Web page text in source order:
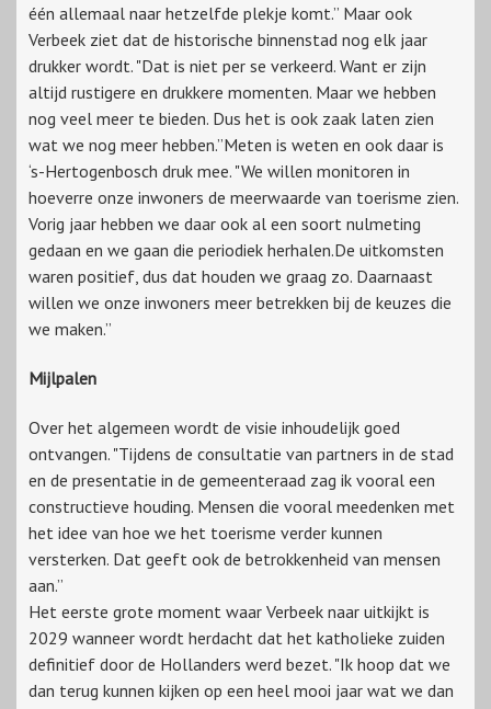
één allemaal naar hetzelfde plekje komt.” Maar ook
Verbeek ziet dat de historische binnenstad nog elk jaar
drukker wordt. "Dat is niet per se verkeerd. Want er zijn
altijd rustigere en drukkere momenten. Maar we hebben
nog veel meer te bieden. Dus het is ook zaak laten zien
wat we nog meer hebben.”Meten is weten en ook daar is
‘s-Hertogenbosch druk mee. "We willen monitoren in
hoeverre onze inwoners de meerwaarde van toerisme zien.
Vorig jaar hebben we daar ook al een soort nulmeting
gedaan en we gaan die periodiek herhalen.De uitkomsten
waren positief, dus dat houden we graag zo. Daarnaast
willen we onze inwoners meer betrekken bij de keuzes die
we maken.”
Mijlpalen
Over het algemeen wordt de visie inhoudelijk goed
ontvangen. "Tijdens de consultatie van partners in de stad
en de presentatie in de gemeenteraad zag ik vooral een
constructieve houding. Mensen die vooral meedenken met
het idee van hoe we het toerisme verder kunnen
versterken. Dat geeft ook de betrokkenheid van mensen
aan.”
Het eerste grote moment waar Verbeek naar uitkijkt is
2029 wanneer wordt herdacht dat het katholieke zuiden
definitief door de Hollanders werd bezet. "Ik hoop dat we
dan terug kunnen kijken op een heel mooi jaar wat we dan